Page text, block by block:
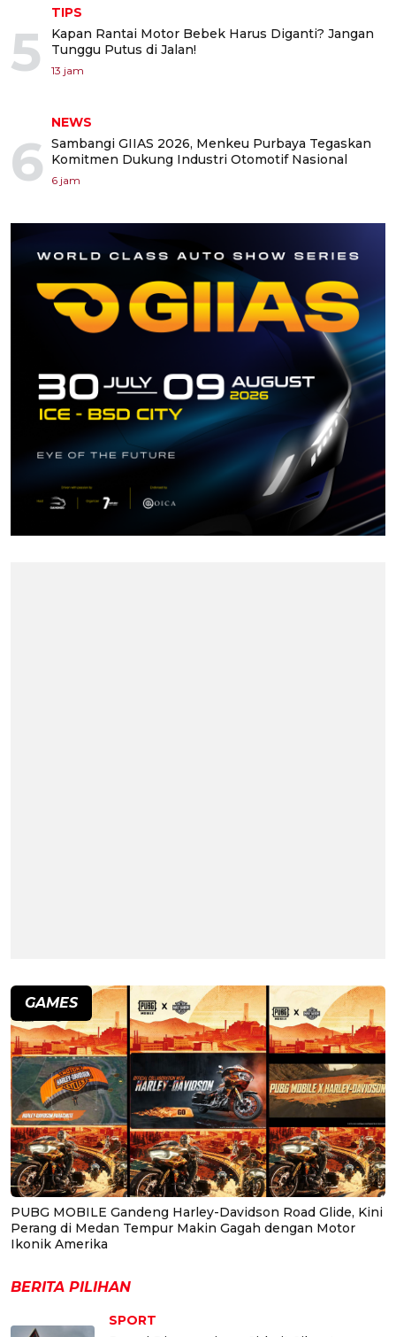
5
TIPS
Kapan Rantai Motor Bebek Harus Diganti? Jangan
Tunggu Putus di Jalan!
13 jam
6
NEWS
Sambangi GIIAS 2026, Menkeu Purbaya Tegaskan
Komitmen Dukung Industri Otomotif Nasional
6 jam
GAMES
PUBG MOBILE Gandeng Harley-Davidson Road Glide, Kini
Perang di Medan Tempur Makin Gagah dengan Motor
Ikonik Amerika
BERITA PILIHAN
SPORT